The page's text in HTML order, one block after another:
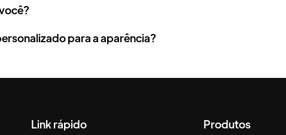
para a aparência?
Link rápido Produtos